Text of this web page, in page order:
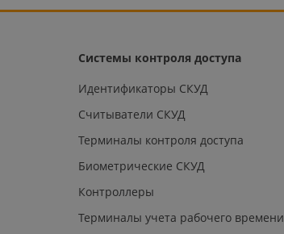
Системы контроля доступа
Идентификаторы СКУД
Считыватели СКУД
Терминалы контроля доступа
Биометрические СКУД
Контроллеры
Терминалы учета рабочего времени